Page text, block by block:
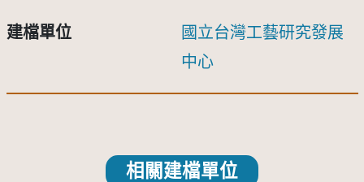
建檔單位
國立台灣工藝研究發展
中心
相關建檔單位